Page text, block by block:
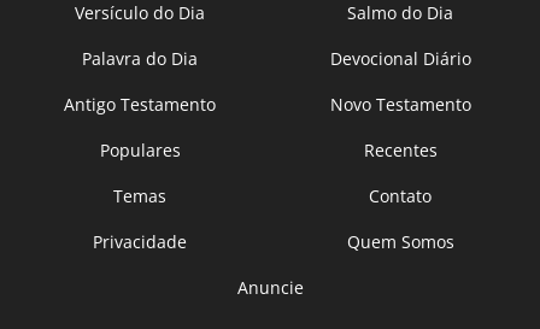
Versículo do Dia
Salmo do Dia
Palavra do Dia
Devocional Diário
Antigo Testamento
Novo Testamento
Populares
Recentes
Temas
Contato
Privacidade
Quem Somos
Anuncie